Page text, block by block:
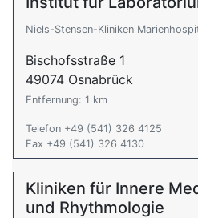
Niels-Stensen-Kliniken
Bischofsstraße 1
49074 Osnabrück
Entfernung: 1 km
Telefon +49 (541) 326 4125
Fax +49 (541) 326 4130
Kliniken für Innere
und Rhythmologie